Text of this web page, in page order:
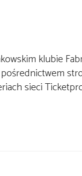
klubie
sieci